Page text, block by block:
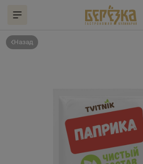
Назад